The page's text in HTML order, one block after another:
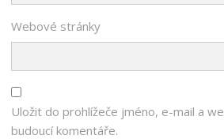
Webové stránky
Uložit do prohlížeče jméno, e-mail a
budoucí komentáře.